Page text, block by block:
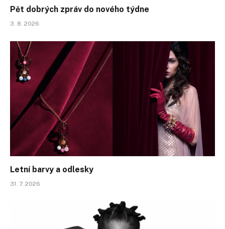
Pět dobrých zpráv do nového týdne
3. 8. 2026
Letní barvy a odlesky
31. 7. 2026